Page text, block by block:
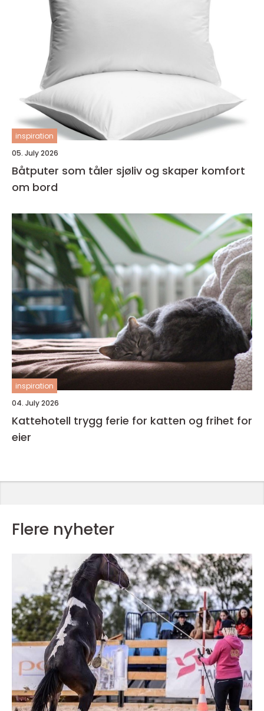
inspiration
05. July 2026
Båtputer som tåler sjøliv og skaper komfort
om bord
inspiration
04. July 2026
Kattehotell trygg ferie for katten og frihet for
eier
Flere nyheter